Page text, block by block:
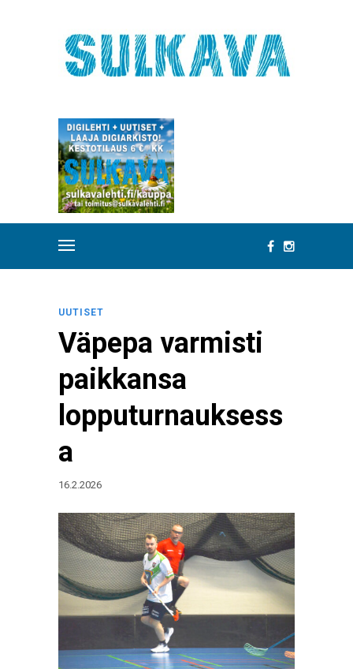
UUTISET
Väpepa varmisti
paikkansa
lopputurnauksess
a
16.2.2026